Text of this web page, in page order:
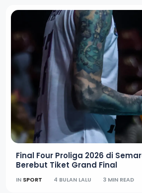
Final Four Proliga 2026 di
Berebut Tiket Grand Final
IN SPORT 4 BULAN LALU 3 MIN READ